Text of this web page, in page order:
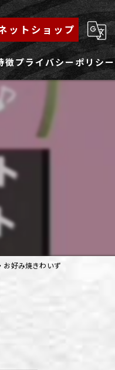
ットショップ
徴
ゃ
プライバシーポリシー
好み焼きわいず